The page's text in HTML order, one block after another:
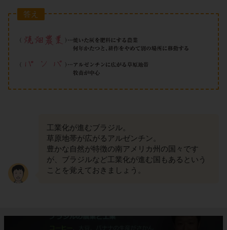
答え
工業化が進むブラジル。
草原地帯が広がるアルゼンチン。
豊かな自然が特徴の南アメリカ州の国々です
が、ブラジルなど工業化が進む国もあるという
ことを覚えておきましょう。